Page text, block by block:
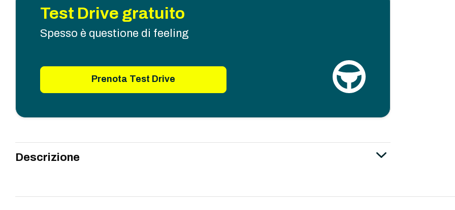
Test Drive gratuito
Spesso è questione di feeling
Prenota Test Drive
Descrizione